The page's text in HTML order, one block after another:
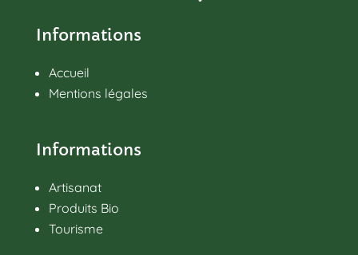
Informations
Accueil
Mentions légales
Informations
Artisanat
Produits Bio
Tourisme